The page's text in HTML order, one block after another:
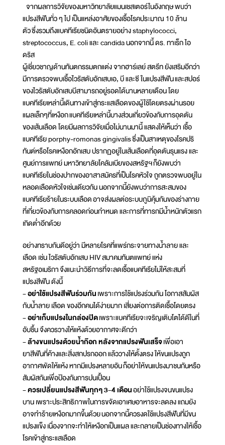
จากผลการวิจัยของมหาวิทยาลัยแมนเชสเตอร์ในอังกฤษ พบว่า
แปรงสีฟันทั่ว ๆ ไป เป็นแหล่งอาศัยของเชื้อโรคประมาณ 10 ล้าน
ตัว ซึ่งรวมถึงแบคทีเรียชนิดอันตรายอย่าง staphylococci,
streptococcus, E. coli และ candida นอกจากนี้ ดร. ทาเร็ก ไอ
ดริส
ผู้เชี่ยวชาญด้านทันตกรรมตกแต่ง จากฮาร์เลย์ สตรีท ยังเสริมอีกว่า
มีการตรวจพบเชื้อไวรัสตับอักเสบเอ, บี และซี ในแปรงสีฟัน และสปอร์
ของไวรัสตับอักเสบบีสามารถอยู่รอดได้นานหลายเดือน โดย
แบคทีเรียเหล่านี้เดินทางเข้าสู่กระแสเลือดของผู้ใช้โดยตรงผ่านรอย
แผลเล็กๆที่เหงือก แบคทีเรียเหล่านี้บางส่วนเกี่ยวข้องกับการอุดตัน
ของเส้นเลือด โดยมีผลการวิจัยเมื่อไม่นานมานี้ แสดงให้เห็นว่า เชื้อ
แบคทีเรีย porphy-romonas gingivalis ซึ่งเป็นสาเหตุของโรคปริ
ทันต์หรือโรคเหงือกอักเสบ ปรากฏอยู่ในเส้นเลือดที่อุดตันรุนแรง และ
ศูนย์การแพทย์ มหาวิทยาลัยโคลัมเบียของสหรัฐฯ ก็ยังพบว่า
แบคทีเรียในช่องปากของอาสาสมัครที่เป็นโรคหัวใจ ถูกตรวจพบอยู่ใน
หลอดเลือดหัวใจเช่นเดียวกัน นอกจากนี้ยังพบว่าการสะสมของ
แบคทีเรียร้ายในระบบเลือด อาจส่งผลต่อระบบภูมิคุ้มกันของร่างกาย
ที่เกี่ยวข้องกับการคลอดก่อนกำหนด และการที่ทารกมีน้ำหนักตัวแรก
เกิดต่ำอีกด้วย
อย่างทราบกันดีอยู่ว่า มีหลายโรคที่แพร่กระจายทางน้ำลาย และ
เลือด เช่น ไวรัสตับอักเสบ HIV สมาคมทันตแพทย์ แห่ง
สหรัฐอเมริกา จึงแนะนำวิธีการที่จะลดเชื้อแบคทีเรียไม่ให้สะสมที่
แปรงสีฟัน ดังนี้
- อย่าใช้แปรงสีฟันร่วมกันเพราะการใช้แปรงร่วมกัน โอกาสสัมผัส
กับน้ำลาย เลือด ของอีกคนได้ง่ายมาก เสี่ยงต่อการติดเชื้อโดยตรง
- อย่าเก็บแปรงในกล่องปิดเพราะแบคทีเรียจะเจริญเติบโตได้ดีในที่
อับชื้น จึงควรวางให้แห้งด้วยอากาศจะดีกว่า
- ล้างขนแปรงด้วยน้ำก๊อก หลังจากแปรงฟันเสร็จเพื่อเอา
ยาสีฟันที่ค้างและสิ่งสกปรกออก แล้ววางให้ตั้งตรง ให้ขนแปรงถูก
อากาศพัดให้แห้ง หากมีแปรงหลายอัน ก็อย่าให้ขนแปรงมาชนกันหรือ
สัมผัสกันเพื่อป้องกันการปนเปื้อน
- ควรเปลี่ยนแปรงสีฟันทุกๆ 3-4 เดือนอย่าใช้แปรงจนขนแปรง
บาน เพราะประสิทธิภาพในการขจัดเอาเศษอาหารจะลดลง แถมยัง
อาจทำร้ายเหงือกมากขึ้นด้วย นอกจากนี้ควรงดใช้แปรงสีฟันที่มีขน
แปรงแข็ง เนื่องจากจะทำให้เหงือกเป็นแผล และกลายเป็นช่องทางให้เชื้อ
โรคเข้าสู่กระแสเลือด